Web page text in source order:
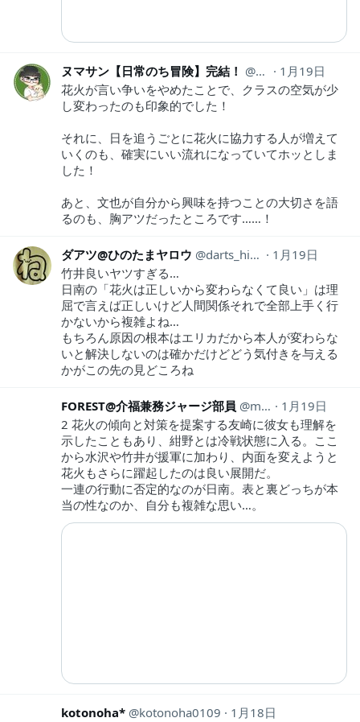
ヌマサン【日常のち冒険】完結！ numasan18
1月19日
花火が言い争いをやめたことで、クラスの空気が少
し変わったのも印象的でした！
それに、日を追うごとに花火に協力する人が増えて
いくのも、確実にいい流れになっていてホッとしま
した！
あと、文也が自分から興味を持つことの大切さを語
るのも、胸アツだったところです……！
ダアツ@ひのたまヤロウ darts_hinotama
1月19日
竹井良いヤツすぎる…
日南の「花火は正しいから変わらなくて良い」は理
屈で言えば正しいけど人間関係それで全部上手く行
かないから複雑よね…
もちろん原因の根本はエリカだから本人が変わらな
いと解決しないのは確かだけどどう気付きを与える
かがこの先の見どころね
FOREST@介福兼務ジャージ部員 mll21jp_forest
1月19日
2 花火の傾向と対策を提案する友崎に彼女も理解を
示したこともあり、紺野とは冷戦状態に入る。ここ
から水沢や竹井が援軍に加わり、内面を変えようと
花火もさらに躍起したのは良い展開だ。
一連の行動に否定的なのが日南。表と裏どっちが本
当の性なのか、自分も複雑な思い…。
kotonoha* kotonoha0109
1月18日